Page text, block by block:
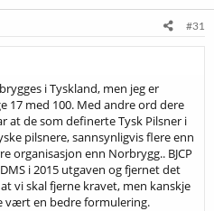
#31
i Tyskland, men jeg er
17 med 100. Med andre ord dere
at de som definerte Tysk Pilsner i
pilsnere, sannsynligvis flere enn
organisasjon enn Norbrygg.. BJCP
i 2015 utgaven og fjernet det
vi skal fjerne kravet, men kanskje
vært en bedre formulering.